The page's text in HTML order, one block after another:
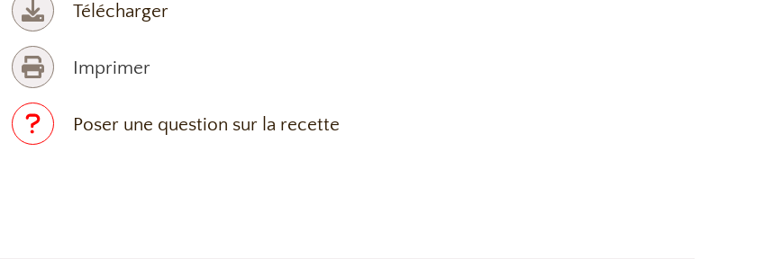
Télécharger
Imprimer
Poser une question sur la recette